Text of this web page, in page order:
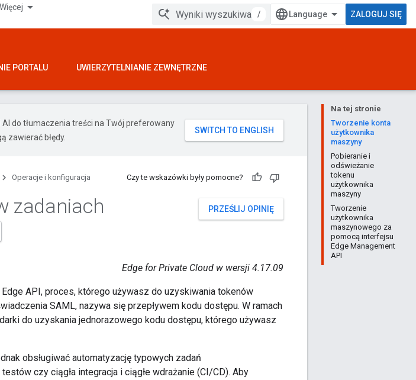
Więcej
/ ZALOGUJ SIĘ
PORTALU UWIERZYTELNIANIE ZEWNĘTRZNE
Na tej stronie
Tworzenie konta
użytkownika
maszyny
Pobieranie i
odświeżanie
tokenu
użytkownika
maszyny
Tworzenie
użytkownika
maszynowego za
pomocą interfejsu
Edge Management
API
do tłumaczenia treści na Twój preferowany
zawierać błędy.
Operacje i konfiguracja Czy te wskazówki były pomocne?
PRZEŚLIJ OPINIĘ
zadaniach
Edge for Private Cloud w wersji 4.17.09
API, proces, którego używasz do uzyskiwania tokenów
SAML, nazywa się przepływem kodu dostępu. W ramach
do uzyskania jednorazowego kodu dostępu, którego używasz
obsługiwać automatyzację typowych zadań
czy ciągła integracja i ciągłe wdrażanie (CI/CD). Aby